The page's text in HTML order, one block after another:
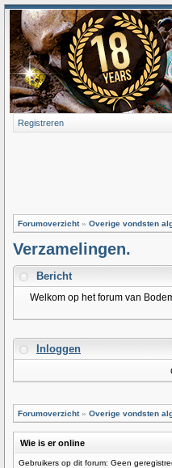
Registreren
Forumoverzicht» Overige vondsten
Verzamelingen.
Bericht
Welkom op het forum van
Inloggen
Forumoverzicht» Overige vondsten
Wie is er online
Gebruikers op dit forum: Geen